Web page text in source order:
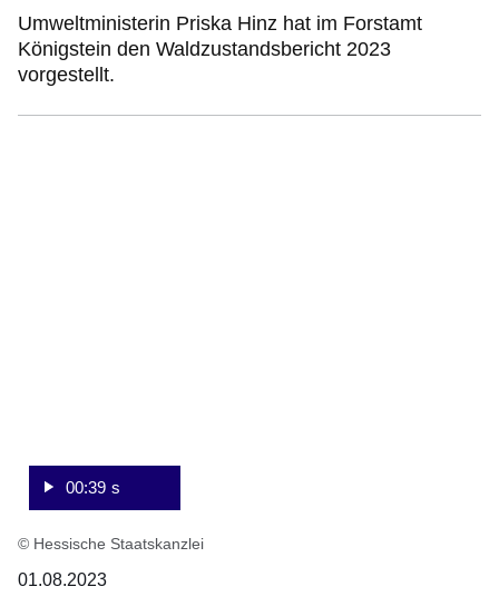
Umweltministerin Priska Hinz hat im Forstamt
Königstein den Waldzustandsbericht 2023
vorgestellt.
00:39 s
© Hessische Staatskanzlei
01.08.2023